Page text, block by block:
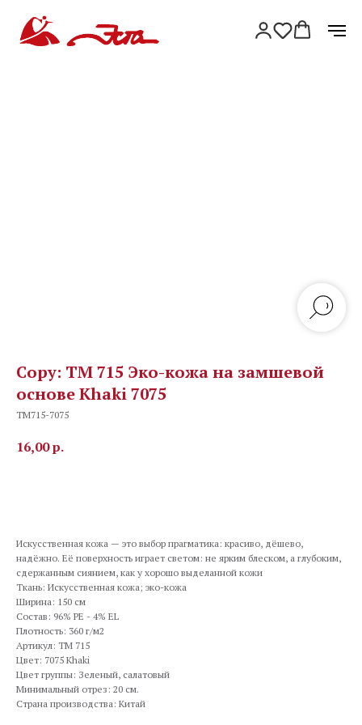
Copy: TM 715 Эко-кожа на замшевой
основе Khaki 7075
TM715-7075
16,00р.
Искусственная кожа — это выбор прагматика: красиво, дёшево,
надёжно. Её поверхность играет светом: не ярким блеском, а глубоким,
сдержанным сиянием, как у хорошо выделанной кожи
Ткань: Искусственная кожа; эко-кожа
Ширина: 150 см
Состав: 96% PE - 4% EL
Плотность: 360 г/м2
Артикул: TM 715
Цвет: 7075 Khaki
Цвет группы: Зеленый, салатовый
Минимальный отрез: 20 см.
Страна производства: Китай